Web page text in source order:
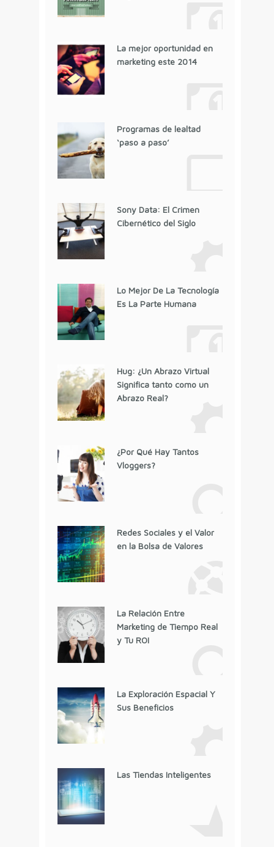
La mejor oportunidad en
marketing este 2014
Programas de lealtad
‘paso a paso’
Sony Data: El Crimen
Cibernético del Siglo
Lo Mejor De La Tecnología
Es La Parte Humana
Hug: ¿Un Abrazo Virtual
Significa tanto como un
Abrazo Real?
¿Por Qué Hay Tantos
Vloggers?
Redes Sociales y el Valor
en la Bolsa de Valores
La Relación Entre
Marketing de Tiempo Real
y Tu ROI
La Exploración Espacial Y
Sus Beneficios
Las Tiendas Inteligentes